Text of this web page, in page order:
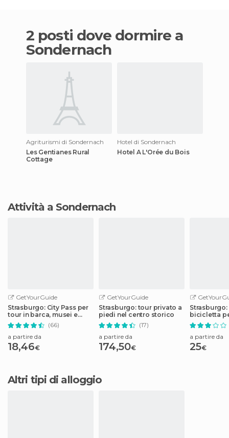
2 posti dove dormire a
Sondernach
Agriturismi di Sondernach
Les Gentianes Rural
Cottage
Hotel di Sondernach
Hotel A L'Orée du Bois
Attività a Sondernach
GetYourGuide
Strasburgo: City Pass per
tour in barca, musei e
molto altro
(66)
a partire da
18,46€
GetYourGuide
Strasburgo: tour privato a
piedi nel centro storico
(17)
a partire da
174,50€
bicicletta
a partire da
25€
Altri tipi di alloggio